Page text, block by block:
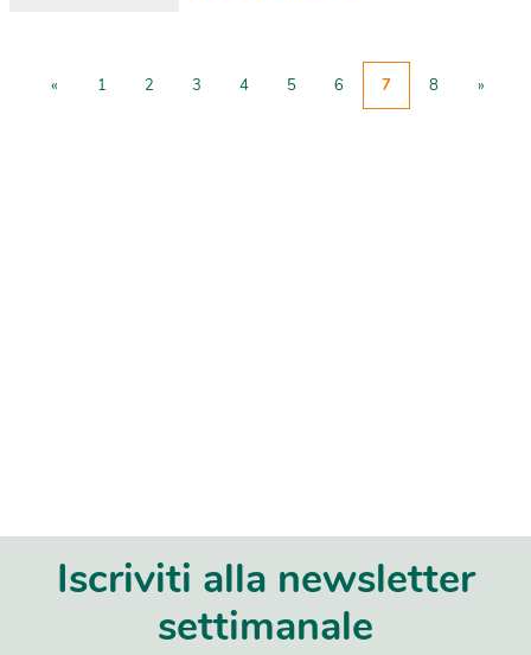
« 1 2 3 4 5 6 7 8 »
Iscriviti alla newsletter
settimanale